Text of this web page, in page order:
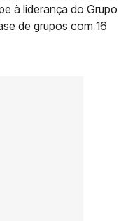
à liderança do Grupo
de grupos com 16